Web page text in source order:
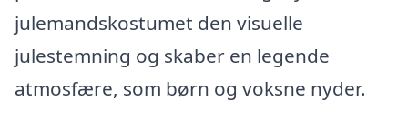
julemandskostumet den visuelle
julestemning og skaber en legende
atmosfære, som børn og voksne nyder.